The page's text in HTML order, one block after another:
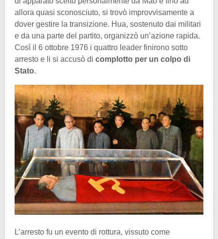
allora quasi sconosciuto, si trovò improvvisamente a
dover gestire la transizione. Hua, sostenuto dai militari
e da una parte del partito, organizzò un’azione rapida.
Così il 6 ottobre 1976 i quattro leader finirono sotto
arresto e li si accusò di complotto per un colpo di
Stato.
L’arresto fu un evento di rottura, vissuto come